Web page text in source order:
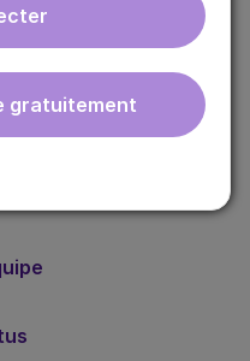
gratuitement
médicales
la médecine générale.